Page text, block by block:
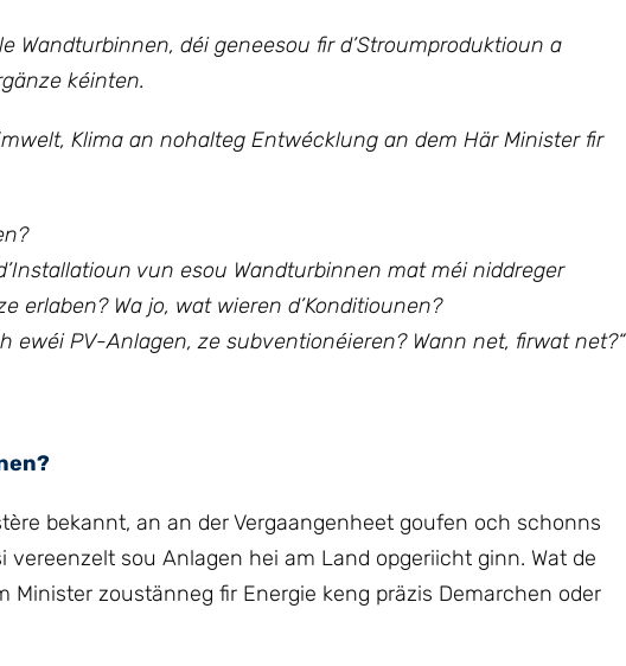
déi geneesou fir d’Stroumproduktioun a
kéinten.
Klima an nohalteg Entwécklung an dem Här Minister fir
vun esou Wandturbinnen mat méi niddreger
erlaben? Wa jo, wat wieren d’Konditiounen?
ewéi PV-Anlagen, ze subventionéieren? Wann net, firwat net?“
bekannt, an an der Vergaangenheet goufen och schonns
sou Anlagen hei am Land opgeriicht ginn. Wat de
Minister zoustänneg fir Energie keng präzis Demarchen oder